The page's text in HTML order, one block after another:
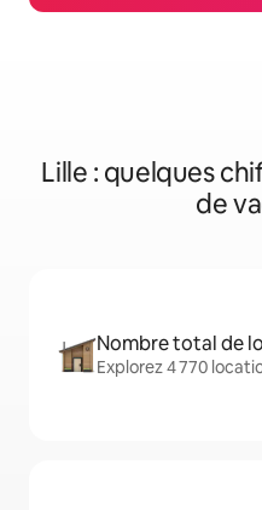
Lille : quelques
de
Nombre total de
Explorez 4 770